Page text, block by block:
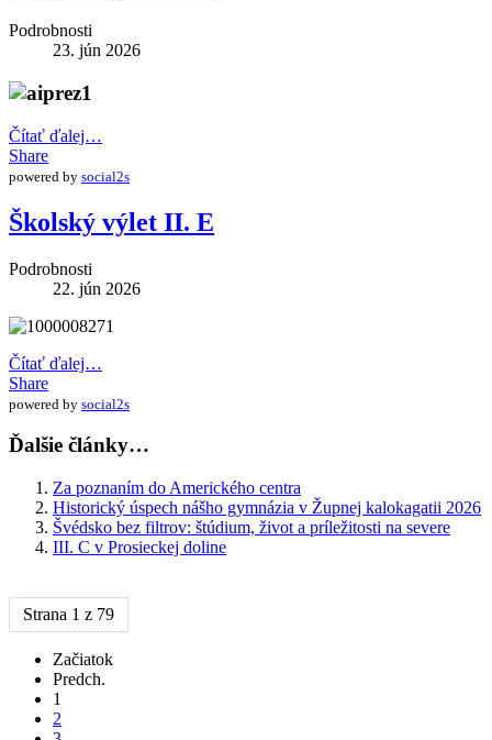
Podrobnosti
23. jún 2026
Čítať ďalej…
Share
powered by social2s
Školský výlet II. E
Podrobnosti
22. jún 2026
Čítať ďalej…
Share
powered by social2s
Ďalšie články…
Za poznaním do Amerického centra
Historický úspech nášho gymnázia v Župnej kalokagatii 2026
Švédsko bez filtrov: štúdium, život a príležitosti na severe
III. C v Prosieckej doline
Strana 1 z 79
Začiatok
Predch.
1
2